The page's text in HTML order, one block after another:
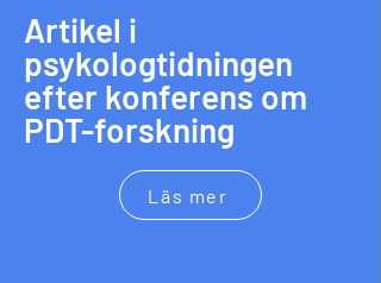
Artikel i
psykologtidningen
efter konferens om
PDT-forskning
Läs mer